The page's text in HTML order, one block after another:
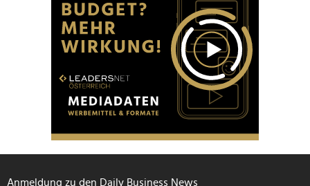
Anmeldung zu den Daily Business News